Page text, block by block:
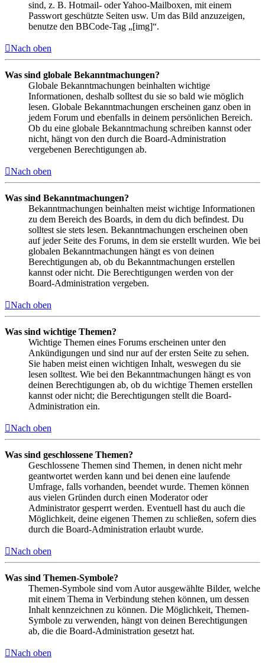
sind, z. B. Hotmail- oder Yahoo-Mailboxen, mit einem
Passwort geschützte Seiten usw. Um das Bild anzuzeigen,
benutze den BBCode-Tag „[img]“.
Nach oben
Was sind globale Bekanntmachungen?
Globale Bekanntmachungen beinhalten wichtige
Informationen, deshalb solltest du sie so bald wie möglich
lesen. Globale Bekanntmachungen erscheinen ganz oben in
jedem Forum und ebenfalls in deinem persönlichen Bereich.
Ob du eine globale Bekanntmachung schreiben kannst oder
nicht, hängt von den durch die Board-Administration
vergebenen Berechtigungen ab.
Nach oben
Was sind Bekanntmachungen?
Bekanntmachungen beinhalten meist wichtige Informationen
zu dem Bereich des Boards, in dem du dich befindest. Du
solltest sie stets lesen. Bekanntmachungen erscheinen oben
auf jeder Seite des Forums, in dem sie erstellt wurden. Wie bei
globalen Bekanntmachungen hängt es von deinen
Berechtigungen ab, ob du Bekanntmachungen erstellen
kannst oder nicht. Die Berechtigungen werden von der
Board-Administration vergeben.
Nach oben
Was sind wichtige Themen?
Wichtige Themen eines Forums erscheinen unter den
Ankündigungen und sind nur auf der ersten Seite zu sehen.
Sie haben meist einen wichtigen Inhalt, weswegen du sie
lesen solltest. Wie bei den Bekanntmachungen hängt es von
deinen Berechtigungen ab, ob du wichtige Themen erstellen
kannst oder nicht; die Berechtigungen stellt die Board-
Administration ein.
Nach oben
Was sind geschlossene Themen?
Geschlossene Themen sind Themen, in denen nicht mehr
geantwortet werden kann und bei denen eine laufende
Umfrage, falls vorhanden, beendet wurde. Themen können
aus vielen Gründen durch einen Moderator oder
Administrator gesperrt werden. Eventuell hast du auch die
Möglichkeit, deine eigenen Themen zu schließen, sofern dies
durch die Board-Administration erlaubt wurde.
Nach oben
Was sind Themen-Symbole?
Themen-Symbole sind vom Autor ausgewählte Bilder, welche
mit einem Thema in Verbindung stehen können, um dessen
Inhalt kennzeichnen zu können. Die Möglichkeit, Themen-
Symbole zu verwenden, hängt von deinen Berechtigungen
ab, die die Board-Administration gesetzt hat.
Nach oben